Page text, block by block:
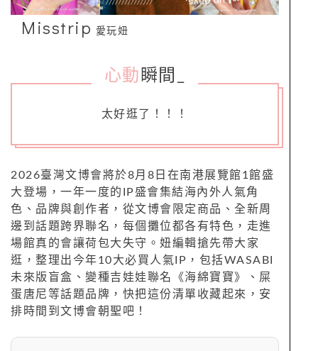
Misstrip 愛玩妞
心動 瞬間
太好逛了！！！
2026臺灣文博會將於8月8日在南港展覽館1館盛
大登場，一年一度的IP盛會集結海內外人氣角
色、品牌與創作者，從文博會限定商品、全新周
邊到話題跨界聯名，每個攤位都各有特色，走進
場館真的會讓荷包大失守。妞編輯搶先帶大家
逛，整理出今年10大必買人氣IP，包括WASABI
未來版盲盒、變種吉娃娃聯名《海綿寶寶》、屎
蛋唐尼等話題品牌，快把這份清單收藏起來，安
排時間到文博會朝聖吧！